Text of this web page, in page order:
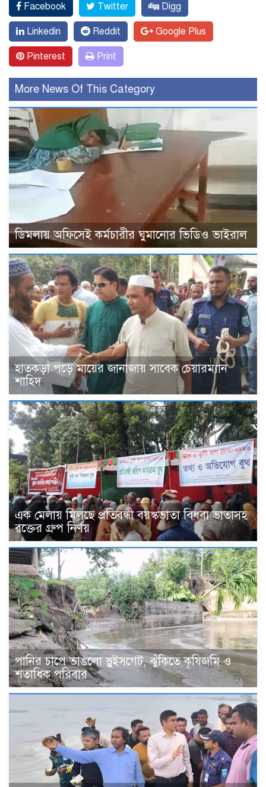
Facebook Twitter Digg
Linkedin Reddit Google Plus
Pinterest Print
More News Of This Category
ডিমলায় অফিসেই কর্মচারীর ঘুমানোর ভিডিও ভাইরাল
হাতকড়া পড়ে মায়ের জানাজায় সাবেক চেয়ারম্যান
শাহিদ
এক মেলায় মিলছে প্রতিবন্ধী বয়স্কভাতা বিধবা ভাতাসহ
রক্তের গ্রুপ নির্ণয়
পানির চাপে ভাঙলো স্লুইসগেট, ঝুঁকিতে কৃষিজমি ও
শতাধিক পরিবার